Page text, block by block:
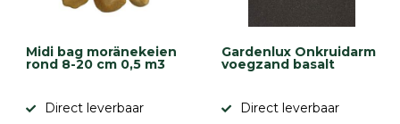
betonelementen
Kunstgras
Midi bag moränekeien
rond 8-20 cm 0,5 m3
Direct leverbaar
Gardenlux Onkruidarm
voegzand basalt
Direct leverbaar